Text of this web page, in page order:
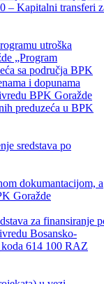
u vezi
sredstava
lica i izbjeglice
– Kapitalni transferi
utroška
„Program
sa područja BPK
i dopunama
BPK Goražde
preduzeća u BPK
sredstava po
dokumantacijom, a
Goražde
za finansiranje
Bosansko-